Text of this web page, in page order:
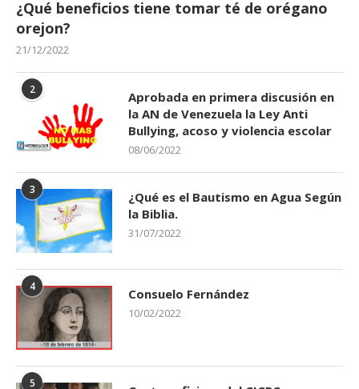
¿Qué beneficios tiene tomar té de orégano
orejon?
21/12/2022
2
Aprobada en primera discusión en
la AN de Venezuela la Ley Anti
Bullying, acoso y violencia escolar
08/06/2022
3
¿Qué es el Bautismo en Agua Según
la Biblia.
31/07/2022
4 Consuelo Fernández
10/02/2022
5